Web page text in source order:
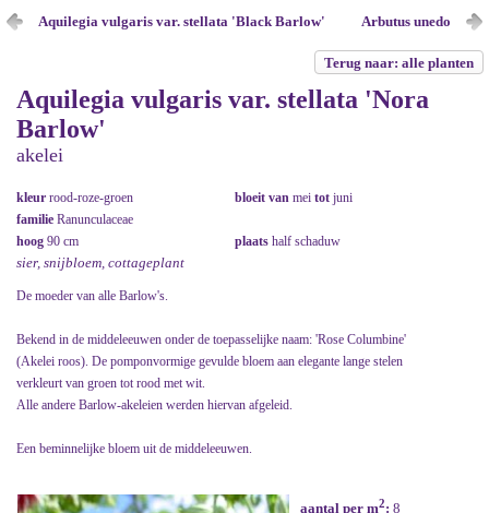
Aquilegia vulgaris var. stellata 'Black Barlow' Arbutus unedo
Terug naar: alle planten
Aquilegia vulgaris var. stellata 'Nora
Barlow'
akelei
kleur rood-roze-groen bloeit van mei tot juni
familie Ranunculaceae
hoog 90 cm plaats half schaduw
sier, snijbloem, cottageplant
De moeder van alle Barlow's.
Bekend in de middeleeuwen onder de toepasselijke naam: 'Rose Columbine'
(Akelei roos). De pomponvormige gevulde bloem aan elegante lange stelen
verkleurt van groen tot rood met wit.
Alle andere Barlow-akeleien werden hiervan afgeleid.
Een beminnelijke bloem uit de middeleeuwen.
aantal per m2: 8